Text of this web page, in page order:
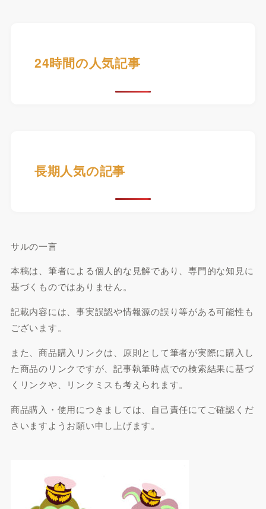
24時間の人気記事
長期人気の記事
サルの一言
本稿は、筆者による個人的な見解であり、専門的な知見に
基づくものではありません。
記載内容には、事実誤認や情報源の誤り等がある可能性も
ございます。
また、商品購入リンクは、原則として筆者が実際に購入し
た商品のリンクですが、記事執筆時点での検索結果に基づ
くリンクや、リンクミスも考えられます。
商品購入・使用につきましては、自己責任にてご確認くだ
さいますようお願い申し上げます。